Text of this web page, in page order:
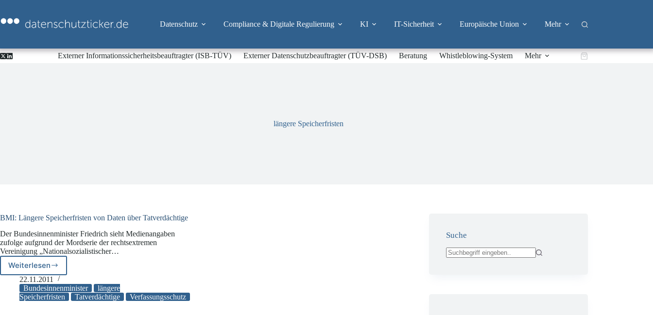
springen
Datenschutz Compliance & Digitale Regulierung KI IT-Sicherheit Europäische Union Mehr
Externer Informationssicherheitsbeauftragter (ISB-TÜV) Externer Datenschutzbeauftragter (TÜV-DSB) Beratung Whistleblowing-System Mehr Warenkorb
längere Speicherfristen
BMI: Längere Speicherfristen von Daten über Tatverdächtige
Der Bundesinnenminister Friedrich sieht Medienangaben
zufolge aufgrund der Mordserie der rechtsextremen
Vereinigung „Nationalsozialistischer…
Weiterlesen
BMI:
Längere
Speicherfristen
von
22.11.2011
Bundesinnenminister
längere
Speicherfristen
Tatverdächtige Verfassungsschutz
Suche